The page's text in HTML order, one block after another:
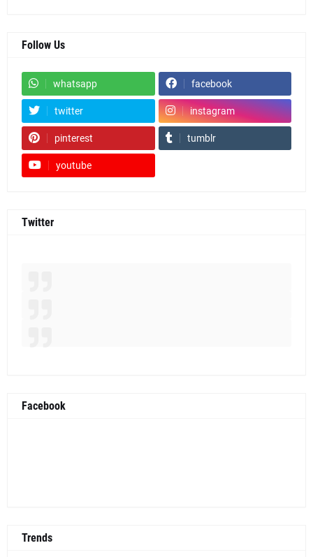
Follow Us
whatsapp facebook
twitter instagram
pinterest tumblr
youtube
Twitter
Facebook
Trends